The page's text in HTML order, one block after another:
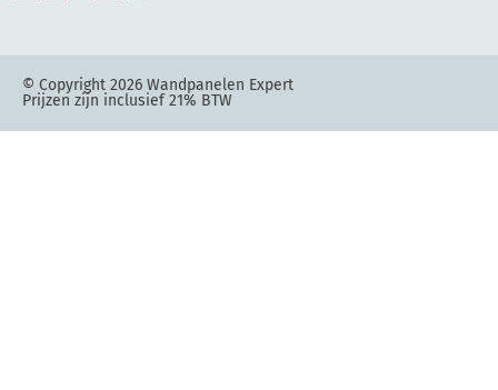
© Copyright 2026 Wandpanelen Expert
Prijzen zijn inclusief 21% BTW